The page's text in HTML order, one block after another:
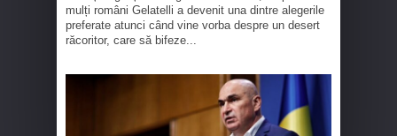
mulți români Gelatelli a devenit una dintre alegerile
preferate atunci când vine vorba despre un desert
răcoritor, care să bifeze...